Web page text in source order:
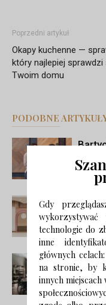
Poprzedni artykuł
Okapy kuchenne —
który najlepiej sprawdzi
Twoim domu
PODOBNE
Hołd
Gdy
technologie do
inne
głównych
na stronie, by
innych